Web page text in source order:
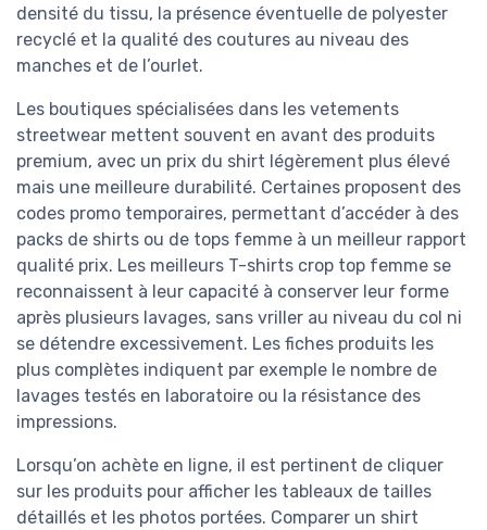
densité du tissu, la présence éventuelle de polyester
recyclé et la qualité des coutures au niveau des
manches et de l’ourlet.
Les boutiques spécialisées dans les vetements
streetwear mettent souvent en avant des produits
premium, avec un prix du shirt légèrement plus élevé
mais une meilleure durabilité. Certaines proposent des
codes promo temporaires, permettant d’accéder à des
packs de shirts ou de tops femme à un meilleur rapport
qualité prix. Les meilleurs T-shirts crop top femme se
reconnaissent à leur capacité à conserver leur forme
après plusieurs lavages, sans vriller au niveau du col ni
se détendre excessivement. Les fiches produits les
plus complètes indiquent par exemple le nombre de
lavages testés en laboratoire ou la résistance des
impressions.
Lorsqu’on achète en ligne, il est pertinent de cliquer
sur les produits pour afficher les tableaux de tailles
détaillés et les photos portées. Comparer un shirt